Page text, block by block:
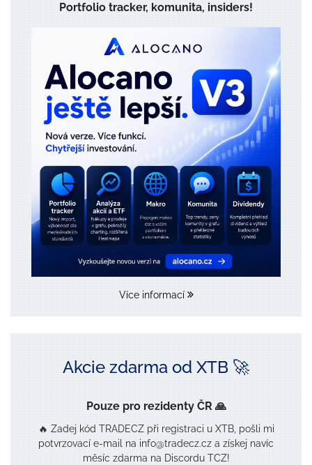
Portfolio tracker, komunita, insiders!
Více informací
Akcie zdarma od XTB 🚀
Pouze pro rezidenty ČR 🙏
🔥 Zadej kód TRADECZ při registraci u XTB, pošli mi
potvrzovací e-mail na info@tradecz.cz a získej navíc
měsíc zdarma na Discordu TCZ!